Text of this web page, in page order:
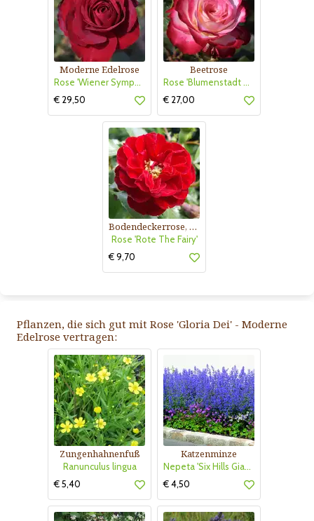
Moderne Edelrose
Rose 'Wiener Symphoniker'
€ 29,50
Beetrose
Rose 'Blumenstadt Tulln'
€ 27,00
Bodendeckerrose, rot
Rose 'Rote The Fairy'
€ 9,70
Pflanzen, die sich gut mit Rose 'Gloria Dei' - Moderne
Edelrose vertragen:
Zungenhahnenfuß
Ranunculus lingua
€ 5,40
Katzenminze
Nepeta 'Six Hills Giant'
€ 4,50